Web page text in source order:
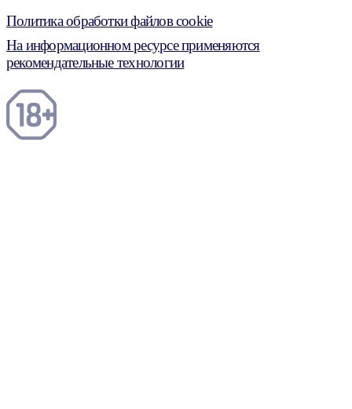
Политика обработки файлов cookie
На информационном ресурсе применяются
рекомендательные технологии